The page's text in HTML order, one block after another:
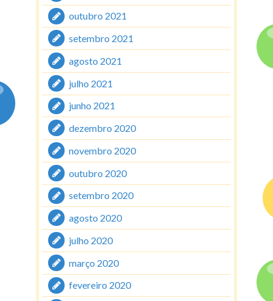
outubro 2021
setembro 2021
agosto 2021
julho 2021
junho 2021
dezembro 2020
novembro 2020
outubro 2020
setembro 2020
agosto 2020
julho 2020
março 2020
fevereiro 2020